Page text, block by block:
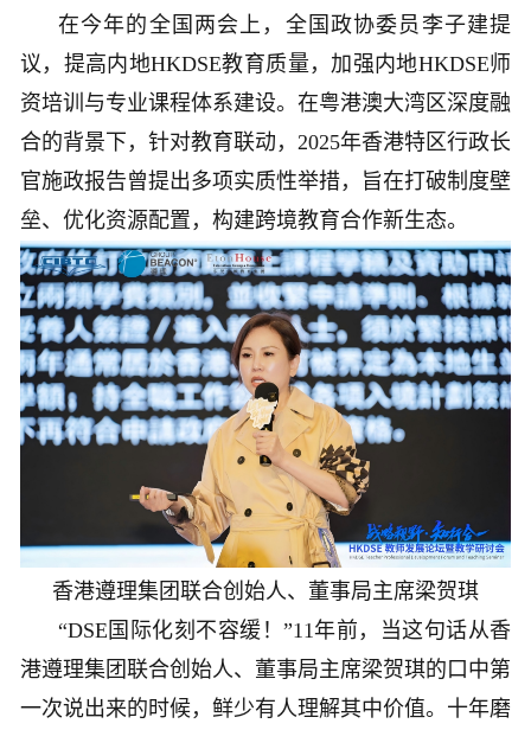
在今年的全国两会上，全国政协委员李子建提
议，提高内地HKDSE教育质量，加强内地HKDSE师
资培训与专业课程体系建设。在粤港澳大湾区深度融
合的背景下，针对教育联动，2025年香港特区行政长
官施政报告曾提出多项实质性举措，旨在打破制度壁
垒、优化资源配置，构建跨境教育合作新生态。
香港遵理集团联合创始人、董事局主席梁贺琪
“DSE国际化刻不容缓！”11年前，当这句话从香
港遵理集团联合创始人、董事局主席梁贺琪的口中第
一次说出来的时候，鲜少有人理解其中价值。十年磨